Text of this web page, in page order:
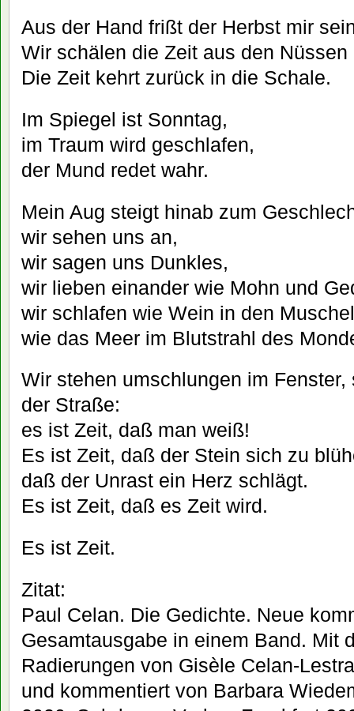
Aus der Hand frißt der Herbst mir
Wir schälen die Zeit aus den
Die Zeit kehrt zurück in die Schale.
Im Spiegel ist Sonntag,
im Traum wird geschlafen,
der Mund redet wahr.
Mein Aug steigt hinab zum
wir sehen uns an,
wir sagen uns Dunkles,
wir lieben einander wie Mohn und
wir schlafen wie Wein in den
wie das Meer im Blutstrahl des
Wir stehen umschlungen im
der Straße:
es ist Zeit, daß man weiß!
Es ist Zeit, daß der Stein sich zu
daß der Unrast ein Herz schlägt.
Es ist Zeit, daß es Zeit wird.
Es ist Zeit.
Zitat:
Paul Celan. Die Gedichte. Neue
Gesamtausgabe in einem Band. Mit
Radierungen von Gisèle Celan-
und kommentiert von Barbara